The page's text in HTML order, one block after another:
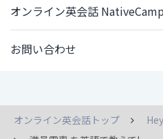
オンライン英会話
お問い合わせ
オンライン英会話トップ